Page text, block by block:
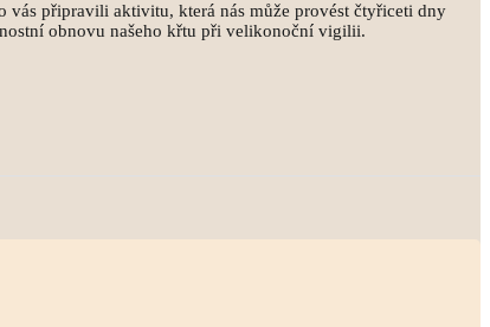
připravili aktivitu, která nás může provést čtyřiceti dny
obnovu našeho křtu při velikonoční vigilii.